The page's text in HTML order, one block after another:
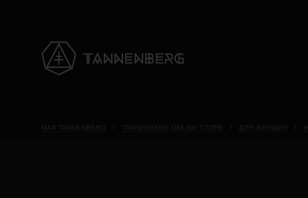
MAX TANNENBERG TANNENBERG ONLINE STORE ДЛЯ ЖЕНЩИН